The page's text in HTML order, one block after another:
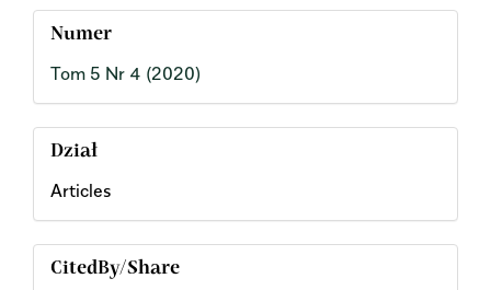
Numer
Tom 5 Nr 4 (2020)
Dział
Articles
CitedBy/Share